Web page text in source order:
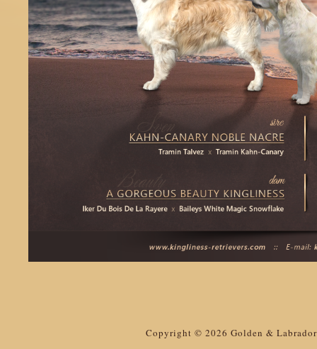
Copyright © 2026 Golden &